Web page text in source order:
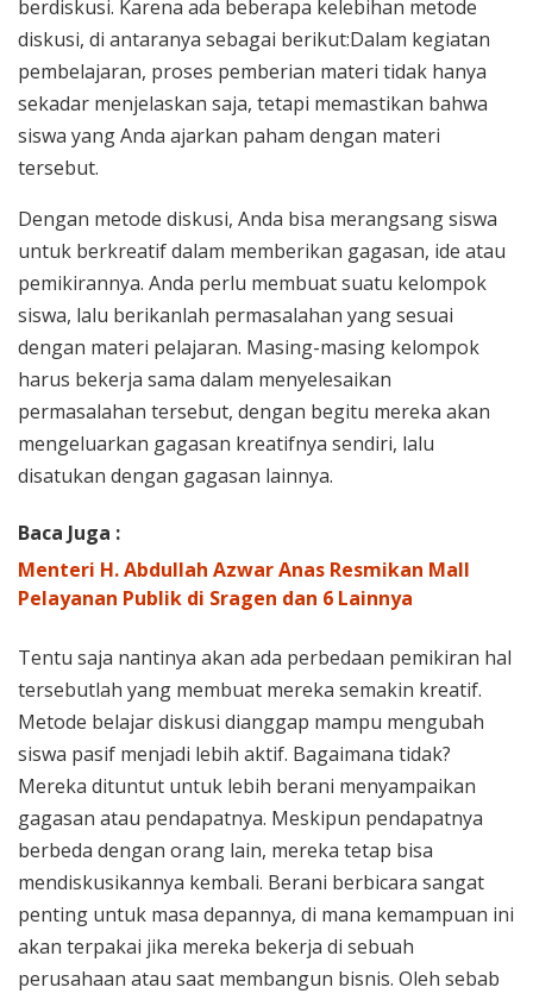
berdiskusi. Karena ada beberapa kelebihan metode
diskusi, di antaranya sebagai berikut:Dalam kegiatan
pembelajaran, proses pemberian materi tidak hanya
sekadar menjelaskan saja, tetapi memastikan bahwa
siswa yang Anda ajarkan paham dengan materi
tersebut.
Dengan metode diskusi, Anda bisa merangsang siswa
untuk berkreatif dalam memberikan gagasan, ide atau
pemikirannya. Anda perlu membuat suatu kelompok
siswa, lalu berikanlah permasalahan yang sesuai
dengan materi pelajaran. Masing-masing kelompok
harus bekerja sama dalam menyelesaikan
permasalahan tersebut, dengan begitu mereka akan
mengeluarkan gagasan kreatifnya sendiri, lalu
disatukan dengan gagasan lainnya.
Baca Juga :
Menteri H. Abdullah Azwar Anas Resmikan Mall
Pelayanan Publik di Sragen dan 6 Lainnya
Tentu saja nantinya akan ada perbedaan pemikiran hal
tersebutlah yang membuat mereka semakin kreatif.
Metode belajar diskusi dianggap mampu mengubah
siswa pasif menjadi lebih aktif. Bagaimana tidak?
Mereka dituntut untuk lebih berani menyampaikan
gagasan atau pendapatnya. Meskipun pendapatnya
berbeda dengan orang lain, mereka tetap bisa
mendiskusikannya kembali. Berani berbicara sangat
penting untuk masa depannya, di mana kemampuan ini
akan terpakai jika mereka bekerja di sebuah
perusahaan atau saat membangun bisnis. Oleh sebab